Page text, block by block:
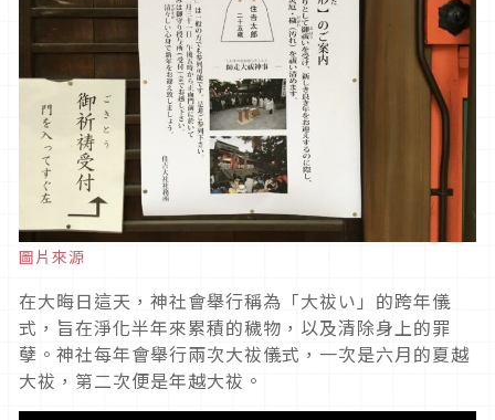
圖片來源
在大晦日這天，神社會舉行稱為「大祓い」的跨年儀
式，旨在淨化半年來累積的穢物，以及清除身上的罪
孽。神社每年會舉行兩次大祓儀式，一次是六月的夏越
大祓，第二次便是年越大祓。